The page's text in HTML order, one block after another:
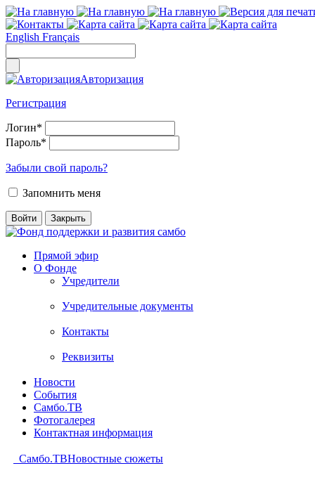
English Français
Авторизация
Регистрация
Логин*
Пароль*
Забыли свой пароль?
Запомнить меня
Прямой эфир
О Фонде
Учредители
Учредительные документы
Контакты
Реквизиты
Новости
События
Самбо.ТВ
Фотогалерея
Контактная информация
Самбо.ТВНовостные сюжеты